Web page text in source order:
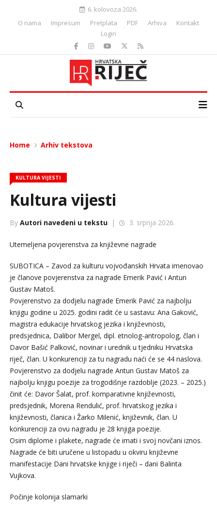
6. kolovoza 2026.
O nama
Impresum Pretplata PDF Arhiva
Kontakt
Login
Home Arhiv tekstova
KULTURA VIJESTI
Kultura vijesti
By Autori navedeni u tekstu | 3. srpnja 2026.
Utemeljena povjerenstva za književne nagrade
SUBOTICA – Zavod za kulturu vojvođanskih Hrvata imenovao
je članove povjerenstva za nagrade Emerik Pavić i Antun
Gustav Matoš.
Povjerenstvo za dodjelu nagrade Emerik Pavić za najbolju
knjigu godine u 2025. godini radit će u sastavu: Ana Gaković,
magistra edukacije hrvatskog jezika i književnosti,
predsjednica, Dalibor Mergel, dipl. etnolog-antropolog, član i
Davor Bašić Palković, novinar i urednik u tjedniku Hrvatska
riječ, član. U konkurenciji za tu nagradu naći će se 44 naslova.
Povjerenstvo za dodjelu nagrade Antun Gustav Matoš za
najbolju knjigu poezije za trogodišnje razdoblje (2023. – 2025.)
činit će: Davor Šalat, prof. komparativne književnosti,
predsjednik, Morena Rendulić, prof. hrvatskog jezika i
književnosti, članica i Žarko Milenić, književnik, član. U
konkurenciji za ovu nagradu je 28 knjiga poezije.
Osim diplome i plakete, nagrade će imati i svoj novčani iznos.
Nagrade će biti uručene u listopadu u okviru književne
manifestacije Dani hrvatske knjige i riječi – dani Balinta
Vujkova.
Počinje kolonija slamarki